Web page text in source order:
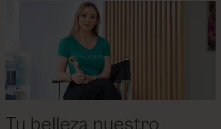
UTSUKUSY
VICTORIA VYNN